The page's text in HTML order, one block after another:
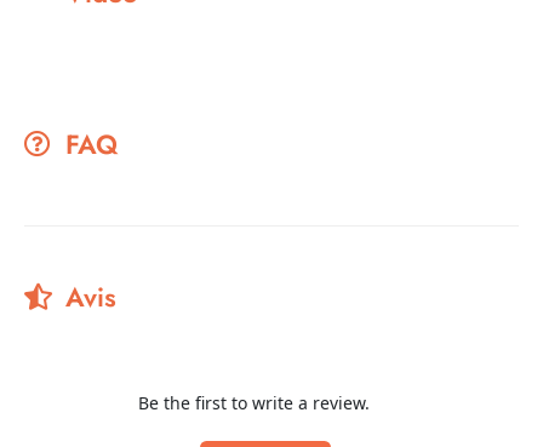
FAQ
Avis
Be the first to write a review.